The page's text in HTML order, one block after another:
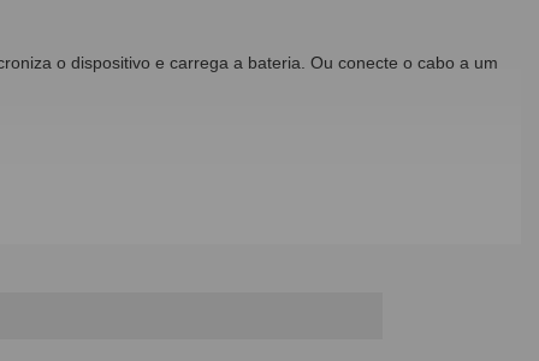
o dispositivo e carrega a bateria. Ou conecte o cabo a um